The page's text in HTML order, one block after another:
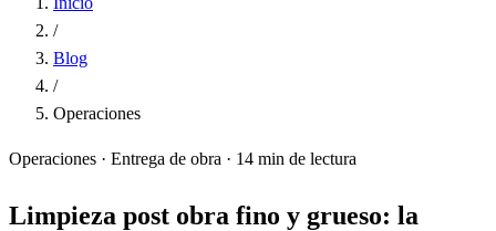
/
Blog
/
Operaciones
Operaciones · Entrega de obra · 14 min de lectura
Limpieza post obra fino y grueso: la